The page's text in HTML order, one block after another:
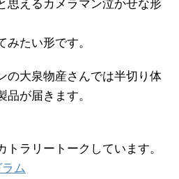
思えるカメラマン泣かせな形
みたい形です。
の大泉物産さんでは半切り体
が届きます。
ラリートークしています。
ム